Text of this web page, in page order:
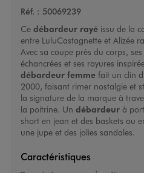
Réf. : 50069239
Ce débardeur rayéissu de la
entre LuluCastagnette et Alizée
Avec sa coupe près du corps,
échancrées et ses rayures
débardeur femmefait un clin
2000, faisant rimer nostalgie et
la signature de la marque à
la poitrine. Un débardeurà
short en jean et des baskets ou
une jupe et des jolies sandales.
Caractéristiques